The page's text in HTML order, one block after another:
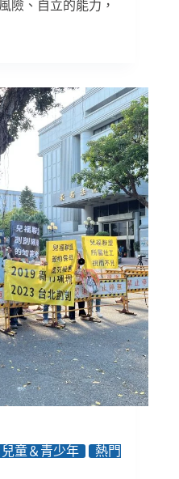
險、自立的能力，
兒童＆青少年
熱門